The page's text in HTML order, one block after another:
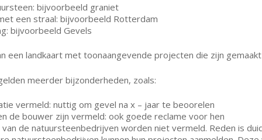
bijvoorbeeld graniet
een straal: bijvoorbeeld Rotterdam
bijvoorbeeld Gevels
een landkaart met toonaangevende projecten die zijn
meerder bijzonderheden, zoals:
vermeld: nuttig om gevel na x – jaar te beoorelen
de bouwer zijn vermeld: ook goede reclame voor hen
van de natuursteenbedrijven worden niet vermeld. Reden is